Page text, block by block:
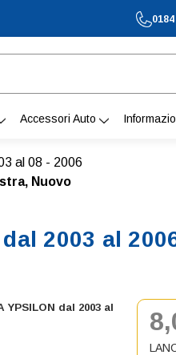
Accessori Auto
al 08 - 2006
Nuovo
2003 al
dal 2003 al